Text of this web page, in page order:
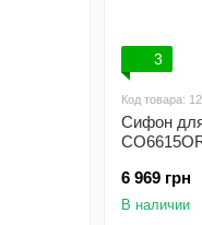
3
Код товара:
Сифон
6 969 грн
В наличии